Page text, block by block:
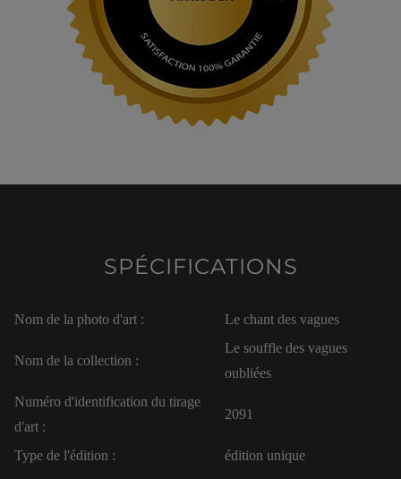
SPÉCIFICATIONS
Nom de la photo d'art : Le chant des vagues
Nom de la collection :
Le souffle des vagues
oubliées
Numéro d'identification du tirage
d'art :
2091
Type de l'édition : édition unique